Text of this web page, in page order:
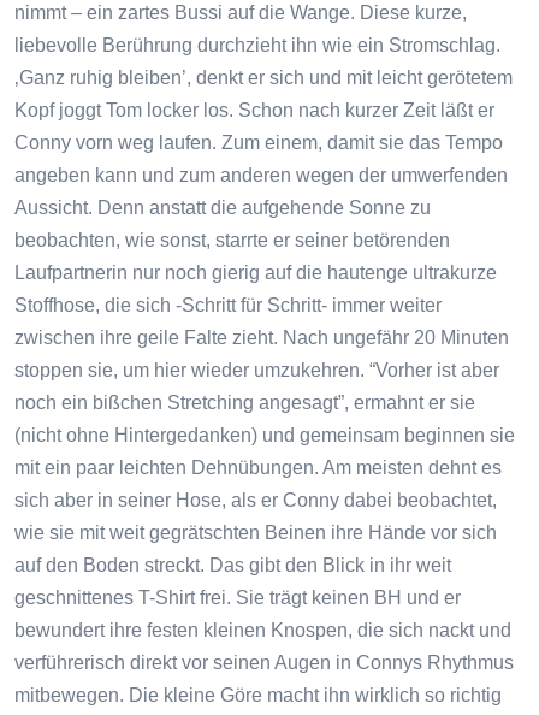
nimmt – ein zartes Bussi auf die Wange. Diese kurze,
liebevolle Berührung durchzieht ihn wie ein Stromschlag.
‚Ganz ruhig bleiben’, denkt er sich und mit leicht gerötetem
Kopf joggt Tom locker los. Schon nach kurzer Zeit läßt er
Conny vorn weg laufen. Zum einem, damit sie das Tempo
angeben kann und zum anderen wegen der umwerfenden
Aussicht. Denn anstatt die aufgehende Sonne zu
beobachten, wie sonst, starrte er seiner betörenden
Laufpartnerin nur noch gierig auf die hautenge ultrakurze
Stoffhose, die sich -Schritt für Schritt- immer weiter
zwischen ihre geile Falte zieht. Nach ungefähr 20 Minuten
stoppen sie, um hier wieder umzukehren. “Vorher ist aber
noch ein bißchen Stretching angesagt”, ermahnt er sie
(nicht ohne Hintergedanken) und gemeinsam beginnen sie
mit ein paar leichten Dehnübungen. Am meisten dehnt es
sich aber in seiner Hose, als er Conny dabei beobachtet,
wie sie mit weit gegrätschten Beinen ihre Hände vor sich
auf den Boden streckt. Das gibt den Blick in ihr weit
geschnittenes T-Shirt frei. Sie trägt keinen BH und er
bewundert ihre festen kleinen Knospen, die sich nackt und
verführerisch direkt vor seinen Augen in Connys Rhythmus
mitbewegen. Die kleine Göre macht ihn wirklich so richtig